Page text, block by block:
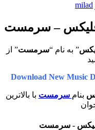
milad
فلیکس – سرمست
” به نام “سرمست” از
Download New Music
بنام سرمست با بالاترین